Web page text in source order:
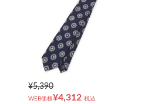
¥5,390
WEB価格¥4,312 税込